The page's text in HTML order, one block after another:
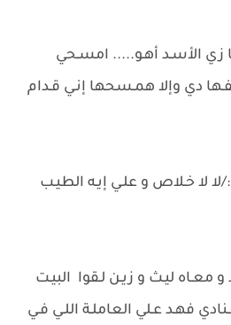
الأسـد أهـو..... امسـحي
دي وإلا همـسحها إنـي قـدام
لا خـلاص و علـي إيـه الطيـب
معـاه ليـث و زيـن لـقوا البيـت
فهـد عـلي العاملـة اللـي فـي